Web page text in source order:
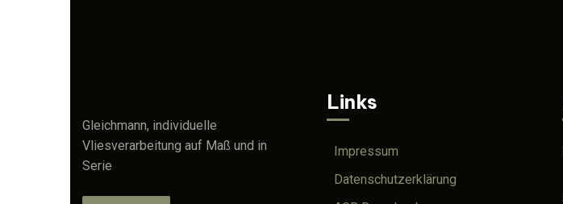
Gleichmann, individuelle
Vliesverarbeitung auf Maß und in
Serie
Links
Impressum
Datenschutzerklärung